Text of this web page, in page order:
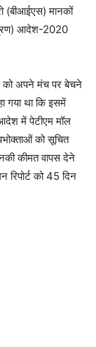
(बीआईएस) मानकों
आदेश-2020
को अपने मंच पर बेचने
गया था कि इसमें
में पेटीएम मॉल
को सूचित
कीमत वापस देने
को 45 दिन